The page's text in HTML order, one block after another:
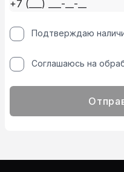
Подтверждаю
Соглашаюсь на